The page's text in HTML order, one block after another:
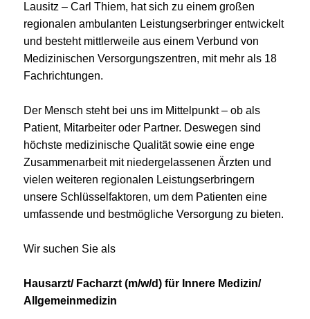
Lausitz – Carl Thiem, hat sich zu einem großen
regionalen ambulanten Leistungserbringer entwickelt
und besteht mittlerweile aus einem Verbund von
Medizinischen Versorgungszentren, mit mehr als 18
Fachrichtungen.
Der Mensch steht bei uns im Mittelpunkt – ob als
Patient, Mitarbeiter oder Partner. Deswegen sind
höchste medizinische Qualität sowie eine enge
Zusammenarbeit mit niedergelassenen Ärzten und
vielen weiteren regionalen Leistungserbringern
unsere Schlüsselfaktoren, um dem Patienten eine
umfassende und bestmögliche Versorgung zu bieten.
Wir suchen Sie als
Hausarzt/ Facharzt (m/w/d) für Innere Medizin/
Allgemeinmedizin